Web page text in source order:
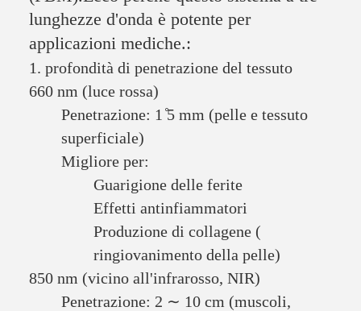
lunghezze d'onda è potente per
applicazioni mediche.:
1. profondità di penetrazione del tessuto
660 nm (luce rossa)
Penetrazione: 1 ̊5 mm (pelle e tessuto
superficiale)
Migliore per:
Guarigione delle ferite
Effetti antinfiammatori
Produzione di collagene (
ringiovanimento della pelle)
850 nm (vicino all'infrarosso, NIR)
Penetrazione: 2 ∼ 10 cm (muscoli,